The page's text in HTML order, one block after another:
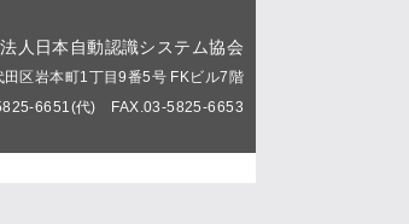
人日本自動認識システム協会
区岩本町1丁目9番5号 FKビル7階
6651(代) FAX.03-5825-6653